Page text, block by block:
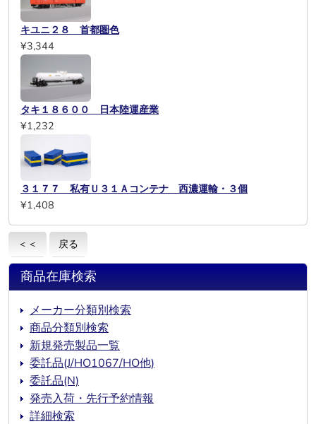
キユニ２８ 首都圏色
¥3,344
タキ１８６００ 日本陸運産業
¥1,232
３１７７ 私有Ｕ３１Ａコンテナ 西濃運輸・３個
¥1,408
＜＜ 戻る
商品在庫検索
メーカー分類別検索
商品分類別検索
新規発売製品一覧
委託品(J/HO1067/HO他)
委託品(N)
発売入荷・先行予約情報
詳細検索